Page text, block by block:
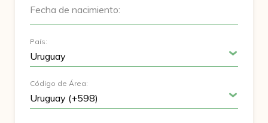
Fecha de nacimiento:
País:
Código de Área: